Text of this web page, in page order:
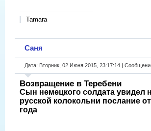
Tamara
Саня
Дата: Вторник, 02 Июня 2015, 23:17:14 |
Возвращение в Теребени
Сын немецкого солдата увидел
русской колокольни послание
года